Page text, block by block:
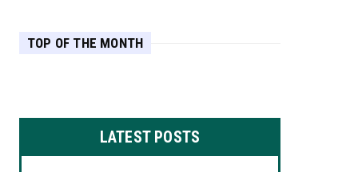
TOP OF THE MONTH
LATEST POSTS